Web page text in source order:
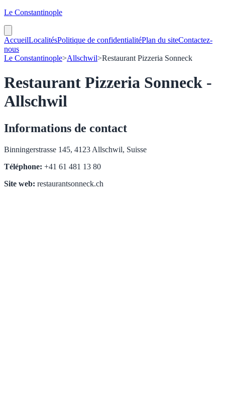
Le Constantinople
AccueilLocalitésPolitique de confidentialitéPlan du siteContactez-
nous
Le Constantinople>Allschwil>Restaurant Pizzeria Sonneck
Restaurant Pizzeria Sonneck -
Allschwil
Informations de contact
Binningerstrasse 145, 4123 Allschwil, Suisse
Téléphone: +41 61 481 13 80
Site web: restaurantsonneck.ch